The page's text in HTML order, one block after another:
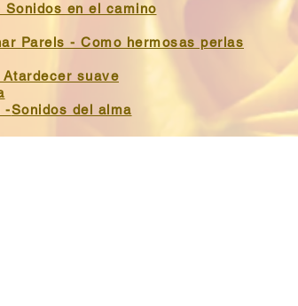
en el camino
Parels - Como hermosas perlas
suave
-Sonidos del alma